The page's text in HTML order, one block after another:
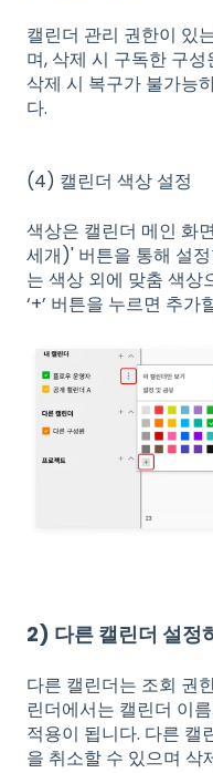
캘린더 관리 권한이 있
며, 삭제 시 구독한 구
삭제 시 복구가 불가능
다.
(4) 캘린더 색상 설정
색상은 캘린더 메인 화
세개)' 버튼을 통해 설
는 색상 외에 맞춤 색상
‘+’ 버튼을 누르면 추가
2) 다른 캘린더 설정
다른 캘린더는 조회 권
린더에서는 캘린더 이
적용이 됩니다. 다른 캘
을 취소할 수 있으며 삭